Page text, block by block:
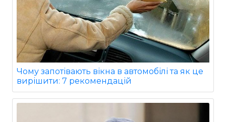
Чому запотівають вікна в автомобілі та як це
вирішити: 7 рекомендацій